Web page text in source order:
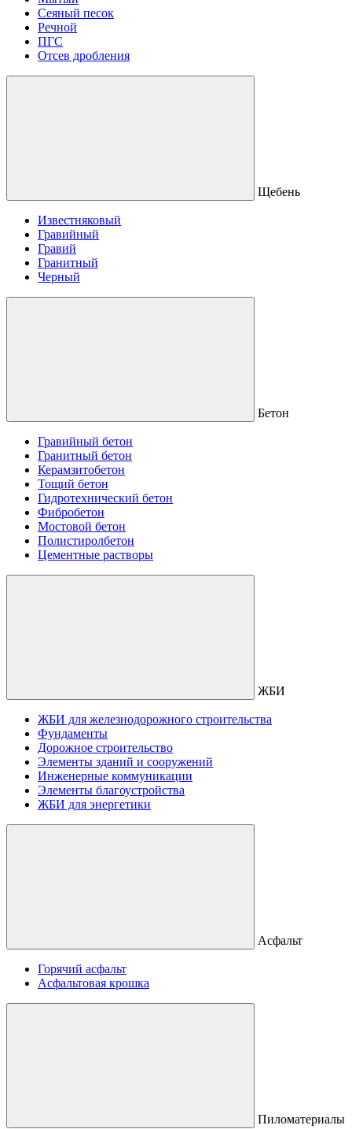
Сеяный песок
Речной
ПГС
Отсев дробления
Щебень
Известняковый
Гравийный
Гравий
Гранитный
Черный
Бетон
Гравийный бетон
Гранитный бетон
Керамзитобетон
Тощий бетон
Гидротехнический бетон
Фибробетон
Мостовой бетон
Полистиролбетон
Цементные растворы
ЖБИ
ЖБИ для железнодорожного строительства
Фундаменты
Дорожное строительство
Элементы зданий и сооружений
Инженерные коммуникации
Элементы благоустройства
ЖБИ для энергетики
Асфальт
Горячий асфальт
Асфальтовая крошка
Пиломатериалы